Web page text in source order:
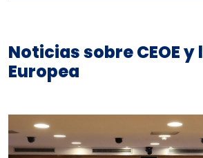
Noticias sobre CEOE y
Europea